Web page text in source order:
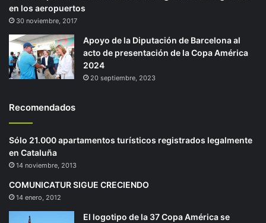
en los aeropuertos
30 noviembre, 2017
Apoyo de la Diputación de Barcelona al
acto de presentación de la Copa América
2024
20 septiembre, 2023
Recomendados
Sólo 21.000 apartamentos turísticos registrados legalmente
en Cataluña
14 noviembre, 2013
COMUNICATUR SIGUE CRECIENDO
14 enero, 2012
El logotipo de la 37 Copa América se